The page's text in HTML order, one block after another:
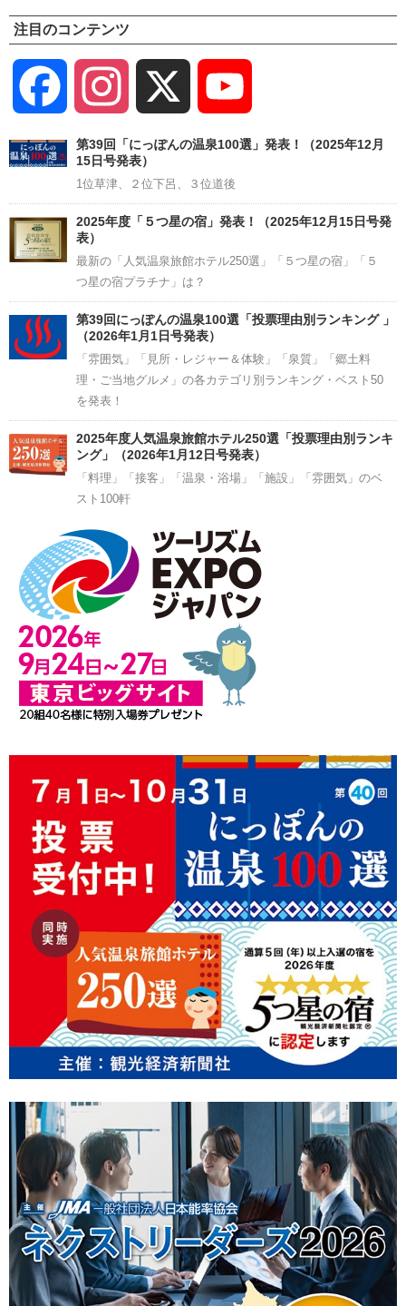
注目のコンテンツ
Facebook Instagram
Channel
第39回「にっぽんの温泉100選」発表！（2025年12月
15日号発表）
1位草津、２位下呂、３位道後
2025年度「５つ星の宿」発表！（2025年12月15日号発
表）
最新の「人気温泉旅館ホテル250選」「５つ星の宿」「５
つ星の宿プラチナ」は？
第39回にっぽんの温泉100選「投票理由別ランキング 」
（2026年1月1日号発表）
「雰囲気」「見所・レジャー＆体験」「泉質」「郷土料
理・ご当地グルメ」の各カテゴリ別ランキング・ベスト50
を発表！
2025年度人気温泉旅館ホテル250選「投票理由別ランキ
ング」（2026年1月12日号発表）
「料理」「接客」「温泉・浴場」「施設」「雰囲気」のベ
スト100軒